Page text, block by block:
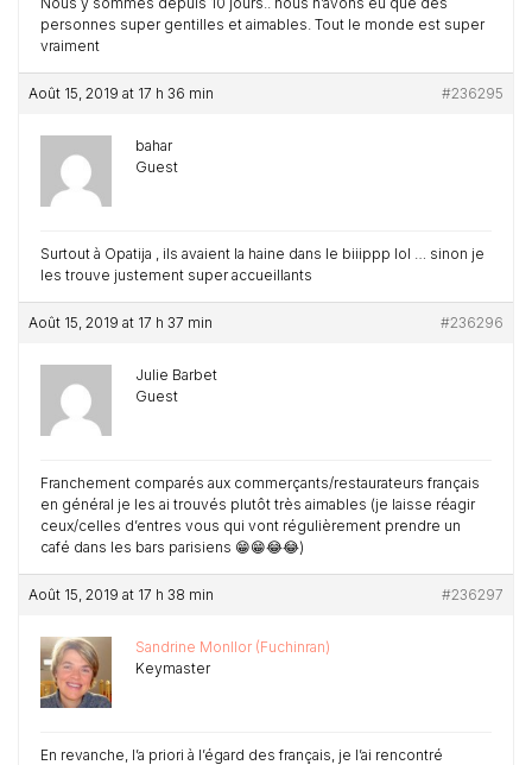
personnes super gentilles et aimables. Tout le monde est super
vraiment
Août 15, 2019 at 17 h 36 min #236295
bahar
Guest
Surtout à Opatija , ils avaient la haine dans le biiippp lol … sinon je
les trouve justement super accueillants
Août 15, 2019 at 17 h 37 min #236296
Julie Barbet
Guest
Franchement comparés aux commerçants/restaurateurs français
en général je les ai trouvés plutôt très aimables (je laisse réagir
ceux/celles d’entres vous qui vont régulièrement prendre un
café dans les bars parisiens 😁😁😂😂)
Août 15, 2019 at 17 h 38 min #236297
Sandrine Monllor (Fuchinran)
Keymaster
En revanche, l’a priori à l’égard des français, je l’ai rencontré